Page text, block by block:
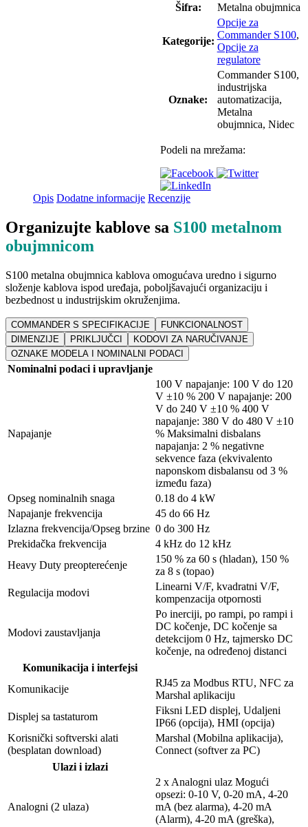
Šifra: Metalna obujmnica
Kategorije:
Opcije za
Commander S100,
Opcije za
regulatore
Oznake:
Commander S100,
industrijska
automatizacija,
Metalna
obujmnica, Nidec
Podeli na mrežama:
Opis Dodatne informacije Recenzije
Organizujte kablove sa S100 metalnom
obujmnicom
S100 metalna obujmnica kablova omogućava uredno i sigurno
složenje kablova ispod uređaja, poboljšavajući organizaciju i
bezbednost u industrijskim okruženjima.
COMMANDER S SPECIFIKACIJE
FUNKCIONALNOST
DIMENZIJE
PRIKLJUČCI
KODOVI ZA NARUČIVANJE
OZNAKE MODELA I NOMINALNI PODACI
Nominalni podaci i upravljanje
Napajanje
100 V napajanje: 100 V do 120
V ±10 % 200 V napajanje: 200
V do 240 V ±10 % 400 V
napajanje: 380 V do 480 V ±10
% Maksimalni disbalans
napajanja: 2 % negativne
sekvence faza (ekvivalento
naponskom disbalansu od 3 %
između faza)
Opseg nominalnih snaga
0.18 do 4 kW
Napajanje frekvencija
45 do 66 Hz
Izlazna frekvencija/Opseg brzine 0 do 300 Hz
Prekidačka frekvencija
4 kHz do 12 kHz
Heavy Duty preopterećenje
150 % za 60 s (hladan), 150 %
za 8 s (topao)
Regulacija modovi
Linearni V/F, kvadratni V/F,
kompenzacija otpornosti
Modovi zaustavljanja
Po inerciji, po rampi, po rampi i
DC kočenje, DC kočenje sa
detekcijom 0 Hz, tajmersko DC
kočenje, na određenoj distanci
Komunikacija i interfejsi
Komunikacije
RJ45 za Modbus RTU, NFC za
Marshal aplikaciju
Displej sa tastaturom
Fiksni LED displej, Udaljeni
IP66 (opcija), HMI (opcija)
Korisnički softverski alati
(besplatan download)
Marshal (Mobilna aplikacija),
Connect (softver za PC)
Ulazi i izlazi
Analogni (2 ulaza)
2 x Analogni ulaz Mogući
opsezi: 0-10 V, 0-20 mA, 4-20
mA (bez alarma), 4-20 mA
(Alarm), 4-20 mA (greška),